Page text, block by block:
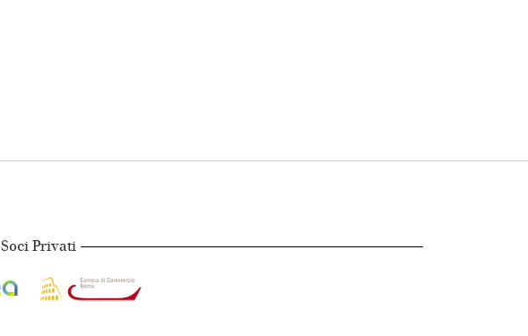
Soci Privati